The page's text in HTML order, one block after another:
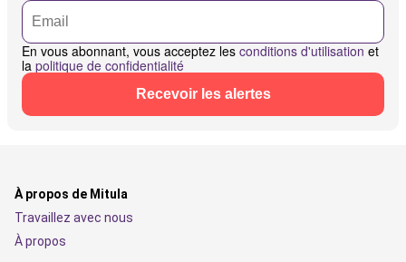
En vous abonnant, vous acceptez les conditions d'utilisation et
la politique de confidentialité
Recevoir les alertes
À propos de Mitula
Travaillez avec nous
À propos